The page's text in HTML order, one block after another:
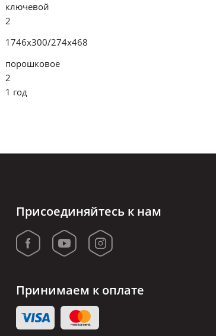
ключевой
2
1746x300/274x468
порошковое
2
1 год
Присоединяйтесь к нам
Принимаем к оплате